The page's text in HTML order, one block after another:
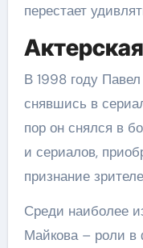
перестает
В 1998 году
снявшись в
пор он снялся в
и сериалов,
признание
Среди наиболее
Майкова – роли